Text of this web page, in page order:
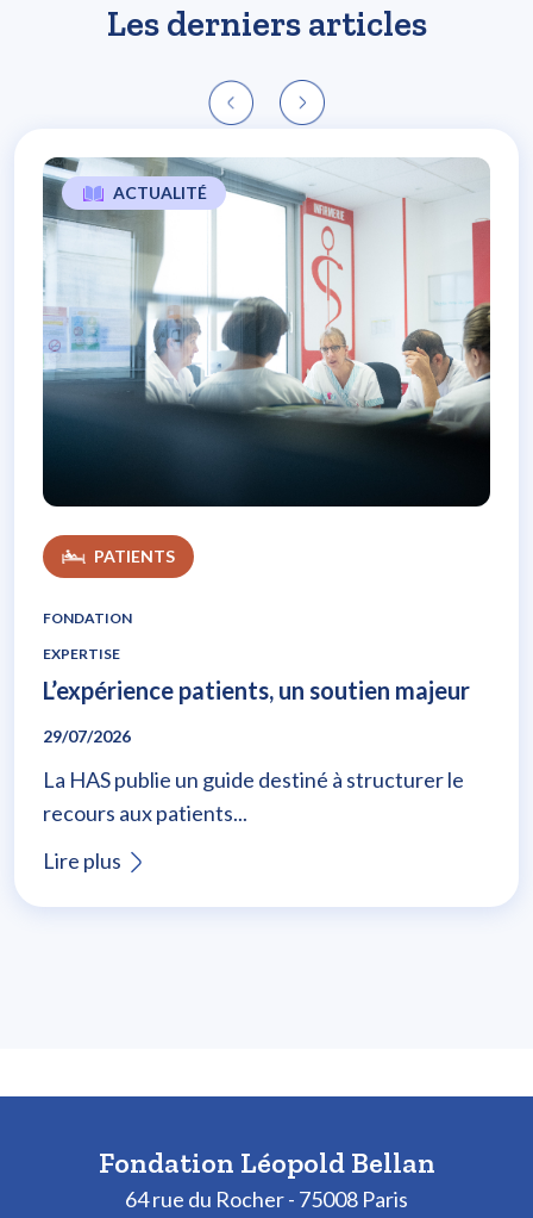
Les derniers articles
ACTUALITÉ
PATIENTS
FONDATION
EXPERTISE
L’expérience patients, un soutien majeur
29/07/2026
La HAS publie un guide destiné à structurer le
recours aux patients...
Lire plus
Fondation Léopold Bellan
64 rue du Rocher - 75008 Paris